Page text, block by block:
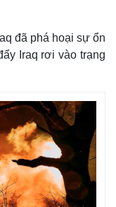
đã phá hoại sự ổn
Iraq rơi vào trạng